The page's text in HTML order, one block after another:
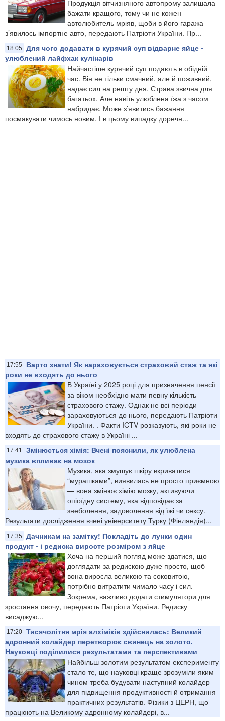
Продукція вітчизняного автопрому залишала
бажати кращого, тому чи не кожен
автолюбитель мріяв, щоби в його гаража
з’явилось імпортне авто, передають Патріоти України. Пр...
18:05
Для чого додавати в курячий суп відварне яйце -
улюблений лайфхак кулінарів
Найчастіше курячий суп подають в обідній
час. Він не тільки смачний, але й поживний,
надає сил на решту дня. Страва звична для
багатьох. Але навіть улюблена їжа з часом
набридає. Може з’явитись бажання
посмакувати чимось новим. І в цьому випадку доречн...
17:55
Варто знати! Як нараховується страховий стаж та які
роки не входять до нього
В Україні у 2025 році для призначення пенсії
за віком необхідно мати певну кількість
страхового стажу. Однак не всі періоди
зараховуються до нього, передають Патріоти
України. . Факти ICTV розказують, які роки не
входять до страхового стажу в Україні ...
17:41
Змінюється хімія: Вчені пояснили, як улюблена
музика впливає на мозок
Музика, яка змушує шкіру вкриватися
“мурашками”, виявилась не просто приємною
— вона змінює хімію мозку, активуючи
опіоїдну систему, яка відповідає за
знеболення, задоволення від їжі чи сексу.
Результати дослідження вчені університету Турку (Фінляндія)...
17:35
Дачникам на замітку! Покладіть до лунки один
продукт - і редиска виросте розміром з яйце
Хоча на перший погляд може здатися, що
доглядати за редискою дуже просто, щоб
вона виросла великою та соковитою,
потрібно витратити чимало часу і сил.
Зокрема, важливо додати стимулятори для
зростання овочу, передають Патріоти України. Редиску
висаджую...
17:20 Тисячолітня мрія алхіміків здійснилась: Великий
адронний колайдер перетворює свинець на золото.
Науковці поділилися результатами та перспективами
Найбільш золотим результатом експерименту
стало те, що науковці краще зрозуміли яким
чином треба будувати наступний колайдер
для підвищення продуктивності й отримання
практичних результатів. Фізики з ЦЕРН, що
працюють на Великому адронному колайдері, в...